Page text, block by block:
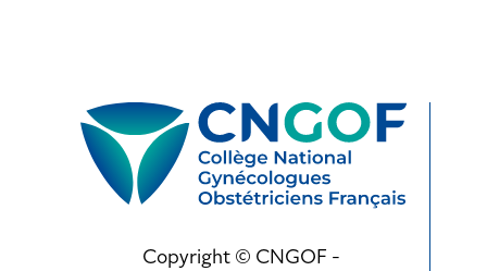
Copyright © CNGOF -